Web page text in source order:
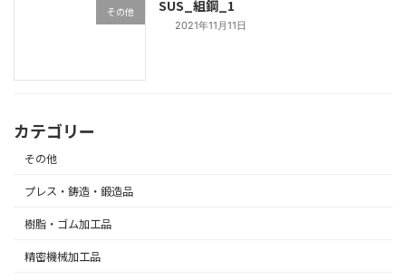
その他 SUS_組鋼_1
2021年11月11日
カテゴリー
その他
プレス・鋳造・鍛造品
樹脂・ゴム加工品
精密機械加工品